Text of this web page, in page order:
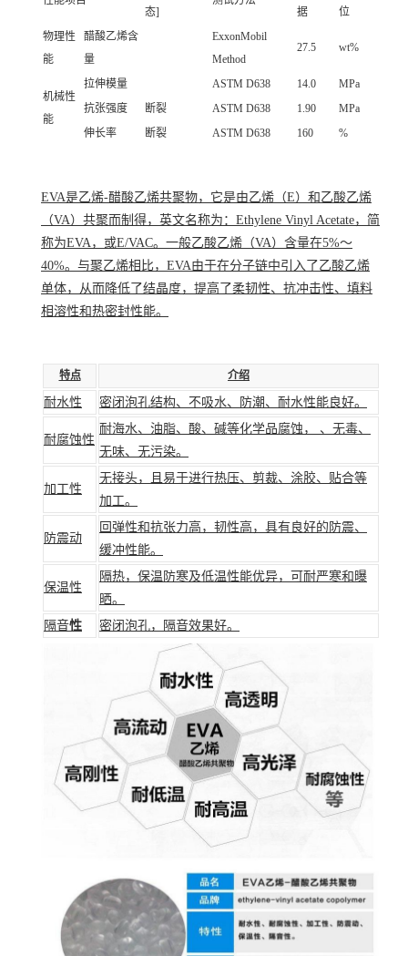
态]
据
位
物理性
能
醋酸乙烯含
量
ExxonMobil
Method
27.5 wt%
机械性
能
拉伸模量 ASTM D638 14.0
MPa
抗张强度
断裂 ASTM D638 1.90
MPa
伸长率
断裂 ASTM D638 160 %
EVA是乙烯-醋酸乙烯共聚物，它是由乙烯（E）和乙酸乙烯
（VA）共聚而制得，英文名称为：Ethylene Vinyl Acetate，简
称为EVA，或E/VAC。一般乙酸乙烯（VA）含量在5%～
40%。与聚乙烯相比，EVA由于在分子链中引入了乙酸乙烯
单体，从而降低了结晶度，提高了柔韧性、 抗冲击性、填料
相溶性和热密封性能。
特点 介绍
耐水性 密闭泡孔结构、不吸水、防潮、耐水性能良好。
耐腐蚀性
耐海水、油脂、酸、碱等化学品腐蚀， 、无毒、
无味、无污染。
加工性
无接头，且易于进行热压、剪裁、涂胶、贴合等
加工。
防震动
回弹性和抗张力高，韧性高，具有良好的防震、
缓冲性能。
保温性
隔热，保温防寒及低温性能优异，可耐严寒和曝
晒。
隔音性 密闭泡孔，隔音效果好。